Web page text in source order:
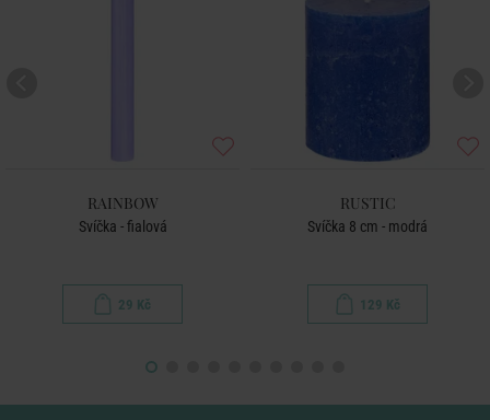
RAINBOW
Svíčka - fialová
29 Kč
RUSTIC
Svíčka 8 cm - modrá
129 Kč